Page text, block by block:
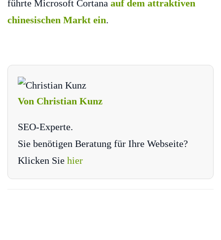
führte Microsoft Cortana auf dem attraktiven
chinesischen Markt ein.
Von Christian Kunz
SEO-Experte.
Sie benötigen Beratung für Ihre Webseite?
Klicken Sie hier